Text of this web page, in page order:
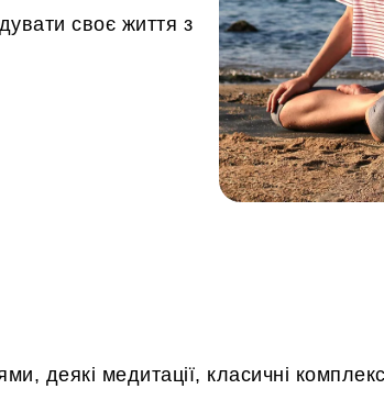
своє життя з
деякі медитації, класичні